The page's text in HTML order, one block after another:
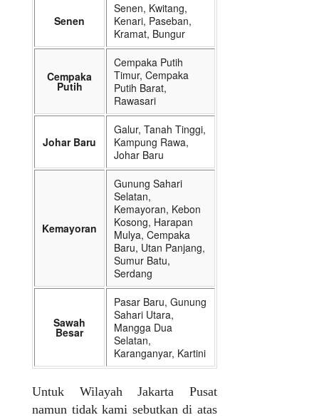
Senen
Senen, Kwitang,
Kenari, Paseban,
Kramat, Bungur
Cempaka
Putih
Cempaka Putih
Timur, Cempaka
Putih Barat,
Rawasari
Johar Baru
Galur, Tanah Tinggi,
Kampung Rawa,
Johar Baru
Kemayoran
Gunung Sahari
Selatan,
Kemayoran, Kebon
Kosong, Harapan
Mulya, Cempaka
Baru, Utan Panjang,
Sumur Batu,
Serdang
Sawah
Besar
Pasar Baru, Gunung
Sahari Utara,
Mangga Dua
Selatan,
Karanganyar, Kartini
Untuk Wilayah Jakarta Pusat
namun tidak kami sebutkan di atas